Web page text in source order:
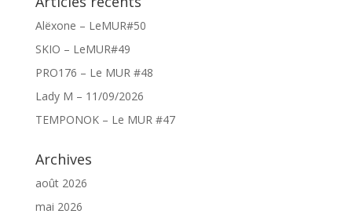
Alëxone – LeMUR#50
SKIO – LeMUR#49
PRO176 – Le MUR #48
Lady M – 11/09/2026
TEMPONOK – Le MUR #47
Archives
août 2026
mai 2026